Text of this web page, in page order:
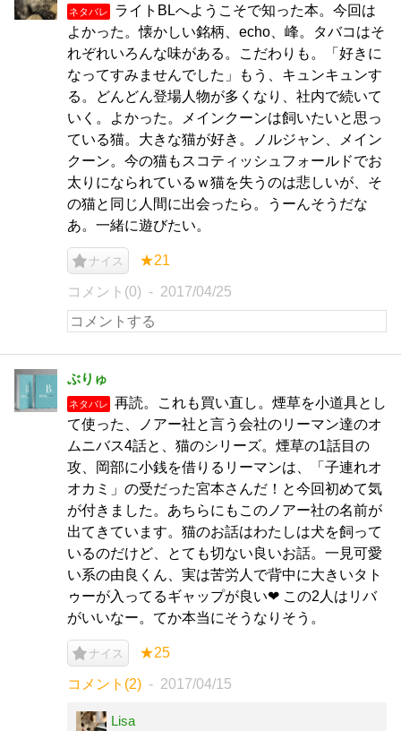
ネタバレ
ライトBLへようこそで知った本。今回は
よかった。懐かしい銘柄、echo、峰。タバコはそ
れぞれいろんな味がある。こだわりも。「好きに
なってすみませんでした」もう、キュンキュンす
る。どんどん登場人物が多くなり、社内で続いて
いく。よかった。メインクーンは飼いたいと思っ
ている猫。大きな猫が好き。ノルジャン、メイン
クーン。今の猫もスコティッシュフォールドでお
太りになられているｗ猫を失うのは悲しいが、そ
の猫と同じ人間に出会ったら。うーんそうだな
あ。一緒に遊びたい。
ナイス ★21
コメント(0) 2017/04/25
ぶりゅ
ネタバレ
再読。これも買い直し。煙草を小道具とし
て使った、ノアー社と言う会社のリーマン達のオ
ムニバス4話と、猫のシリーズ。煙草の1話目の
攻、岡部に小銭を借りるリーマンは、「子連れオ
オカミ」の受だった宮本さんだ！と今回初めて気
が付きました。あちらにもこのノアー社の名前が
出てきています。猫のお話はわたしは犬を飼って
いるのだけど、とても切ない良いお話。一見可愛
い系の由良くん、実は苦労人で背中に大きいタト
ゥーが入ってるギャップが良い❤ この2人はリバ
がいいなー。てか本当にそうなりそう。
ナイス ★25
コメント(2) 2017/04/15
Lisa